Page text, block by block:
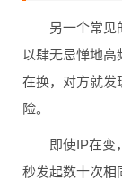
另一个常见
以肆无忌惮地高
在换，对方就发
险。
即使IP在变
秒发起数十次相